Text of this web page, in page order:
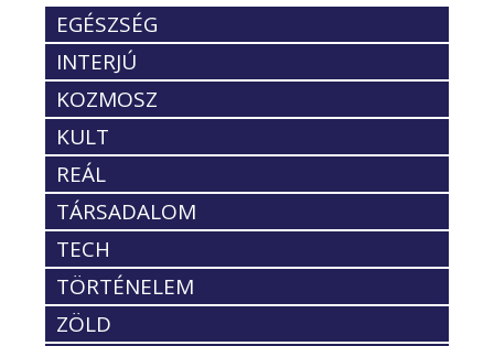
EGÉSZSÉG
INTERJÚ
KOZMOSZ
KULT
REÁL
TÁRSADALOM
TECH
TÖRTÉNELEM
ZÖLD